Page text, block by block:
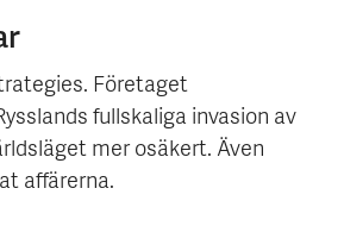
Företaget
fullskaliga invasion av
mer osäkert. Även
affärerna.